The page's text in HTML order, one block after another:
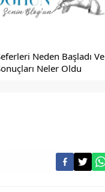
Neden Başladı Ve
Neler Oldu